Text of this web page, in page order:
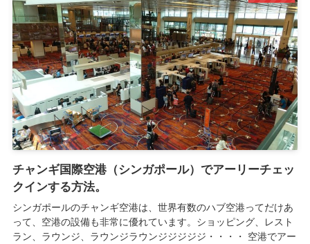
チャンギ国際空港（シンガポール）でアーリーチェッ
クインする方法。
シンガポールのチャンギ空港は、世界有数のハブ空港ってだけあ
って、空港の設備も非常に優れています。ショッピング、レスト
ラン、ラウンジ、ラウンジラウンジジジジジ・・・・ 空港でアー